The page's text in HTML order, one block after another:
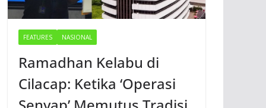
FEATURES NASIONAL
Ramadhan Kelabu di
Cilacap: Ketika ‘Operasi